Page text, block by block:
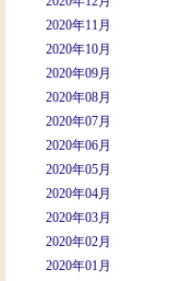
2020年11月
2020年10月
2020年09月
2020年08月
2020年07月
2020年06月
2020年05月
2020年04月
2020年03月
2020年02月
2020年01月